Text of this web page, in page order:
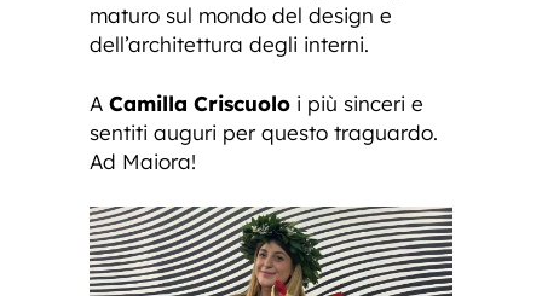
maturo sul mondo del design e
dell’architettura degli interni.
A Camilla Criscuolo i più sinceri e
sentiti auguri per questo traguardo.
Ad Maiora!